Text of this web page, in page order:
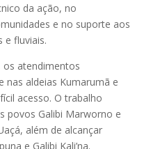
da ação, no
e no suporte aos
e fluviais.
os atendimentos
nas aldeias Kumarumã e
acesso. O trabalho
povos Galibi Marworno e
além de alcançar
e Galibi Kali’na.